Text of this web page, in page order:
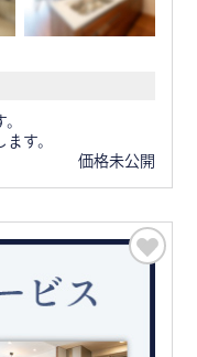
す。
価格未公開